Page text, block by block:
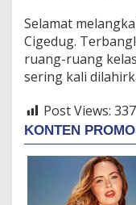
Selamat
Cigedug.
ruang-ruang
sering kali
Post Views: 337